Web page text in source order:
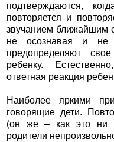
подтверждаются,
повторяется и
звучанием ближайшим
не осознавая и не
предопределяют
ребенку.
ответная реакция
Наиболее яркими
говорящие дети.
(он же – как это ни
родители